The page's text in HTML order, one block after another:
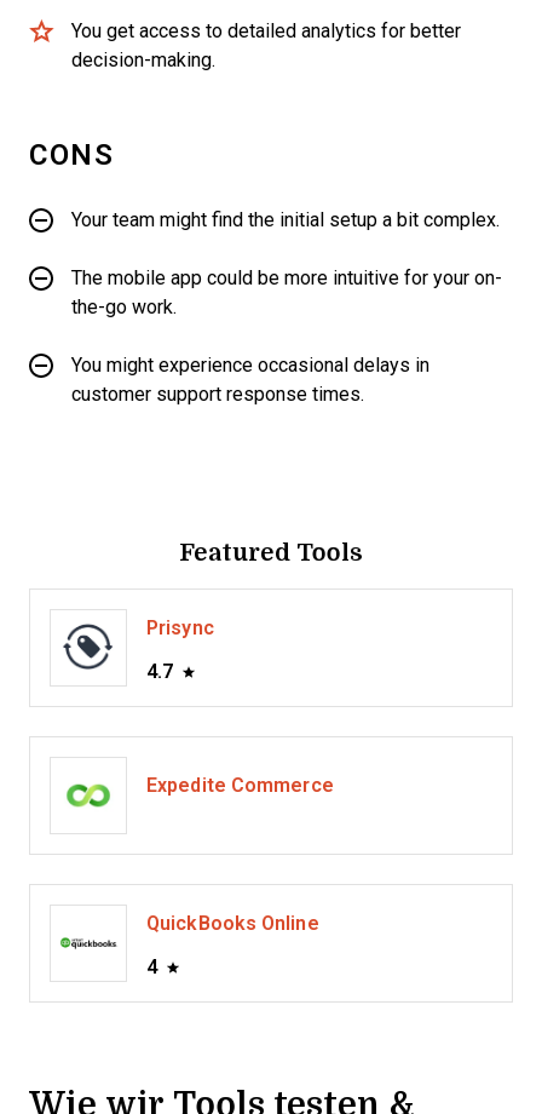
You get access to detailed analytics for better
decision-making.
CONS
Your team might find the initial setup a bit complex.
The mobile app could be more intuitive for your on-
the-go work.
You might experience occasional delays in
customer support response times.
Featured Tools
Prisync
4.7
Expedite Commerce
QuickBooks Online
4
Wie wir Tools testen &